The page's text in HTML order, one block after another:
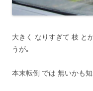
大きく なりすぎて 枝 と
うが｡
本末転倒 では 無いかも